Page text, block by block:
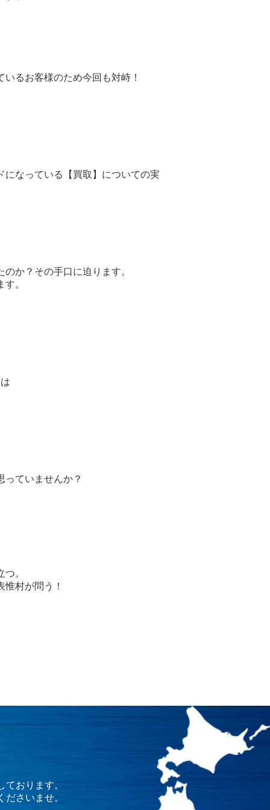
るお客様のため今回も対峙！
なっている【買取】についての実
か？その手口に迫ります。
。
っていませんか？
。
村が問う！
おります。
さいませ。